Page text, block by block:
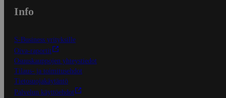
Info
S-Business yrityksille
Oiva-raportit
Osuuskauppojen yhteystiedot
Tilaus- ja toimitusehdot
Tietosuojakäytäntö
Palvelun käyttöehdot